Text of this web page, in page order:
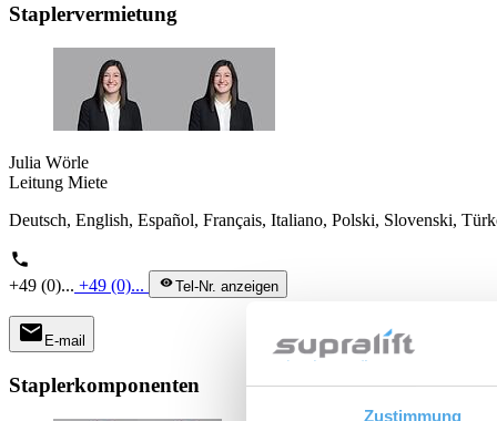
Zustimmung
Staplervermietung
Julia Wörle
Leitung Miete
Deutsch, English, Español, Français, Italiano, Polski, Slovenski,
phone
+49 (0)... +49 (0)... visibilityTel-Nr. anzeigen
mail E-mail
Staplerkomponenten